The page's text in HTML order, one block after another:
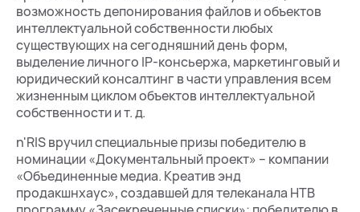
возможность депонирования файлов и объектов
интеллектуальной собственности любых
существующих на сегодняшний день форм,
выделение личного IP-консьержа, маркетинговый и
юридический консалтинг в части управления всем
жизненным циклом объектов интеллектуальной
собственности и т. д.
n'RIS вручил специальные призы победителю в
номинации «Документальный проект» – компании
«Объединенные медиа. Креатив энд
продакшнхаус», создавшей для телеканала НТВ